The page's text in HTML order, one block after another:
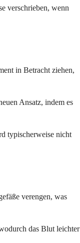
verschrieben, wenn
in Betracht ziehen,
Ansatz, indem es
typischerweise nicht
verengen, was
das Blut leichter